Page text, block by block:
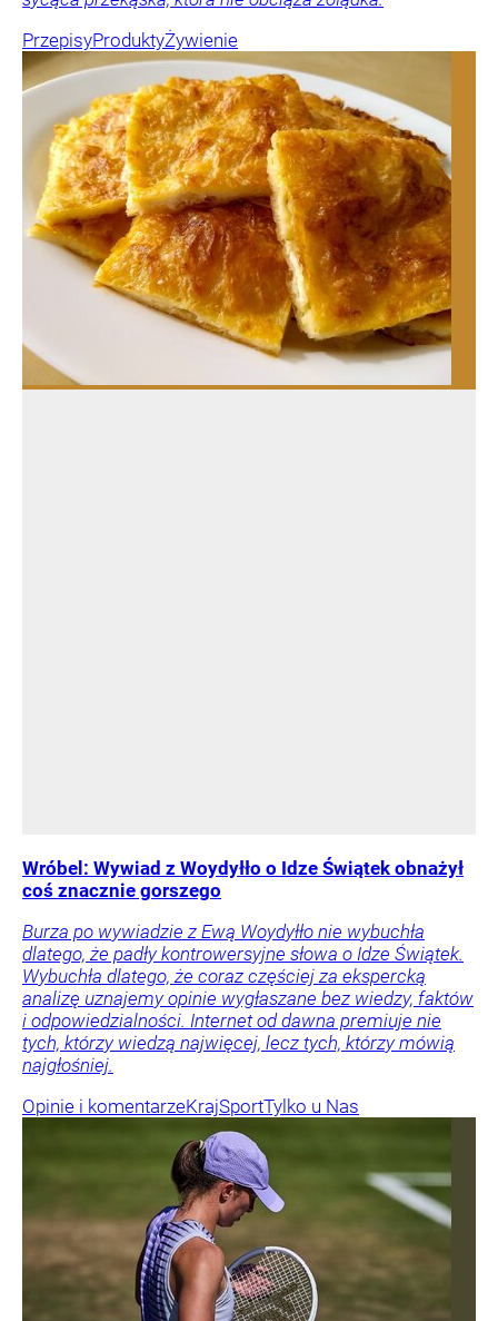
PrzepisyProduktyŻywienie
Wróbel: Wywiad z Woydyłło o Idze Świątek obnażył
coś znacznie gorszego
Burza po wywiadzie z Ewą Woydyłło nie wybuchła
dlatego, że padły kontrowersyjne słowa o Idze Świątek.
Wybuchła dlatego, że coraz częściej za ekspercką
analizę uznajemy opinie wygłaszane bez wiedzy, faktów
i odpowiedzialności. Internet od dawna premiuje nie
tych, którzy wiedzą najwięcej, lecz tych, którzy mówią
najgłośniej.
Opinie i komentarzeKrajSportTylko u Nas